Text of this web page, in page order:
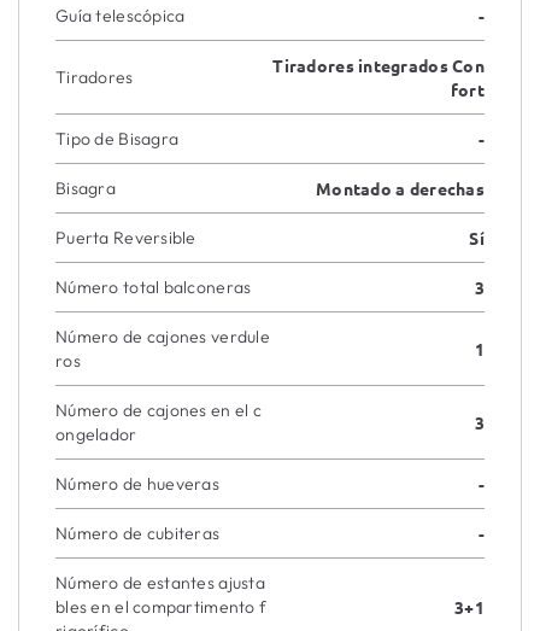
Guía telescópica -
Tiradores
Tiradores integrados Con
fort
Tipo de Bisagra -
Bisagra Montado a derechas
Puerta Reversible Sí
Número total balconeras 3
Número de cajones verdule
ros
1
Número de cajones en el c
ongelador
3
Número de hueveras -
Número de cubiteras -
Número de estantes ajusta
bles en el compartimento f
3+1